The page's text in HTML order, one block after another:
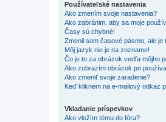
Používateľské nastavenia
Ako zmením svoje nastavenia?
Ako zabránim, aby sa moje
Časy sú chybné!
Zmenil som časové pásmo, ale je
Môj jazyk nie je na zozname!
Čo je to za obrázok vedľa môjho
Ako zobrazím obrázok pri
Ako zmeniť svoje zaradenie?
Keď kliknem na e-mailový odkaz
Vkladanie príspevkov
Ako vložím tému do fóra?